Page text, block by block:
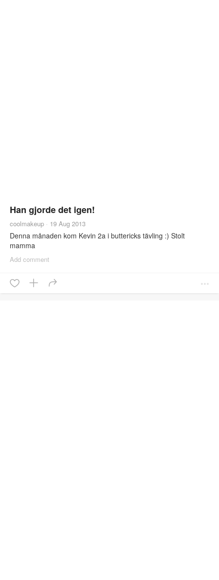
Han gjorde det igen!
coolmakeup · 19 Aug 2013
Denna månaden kom Kevin 2a i buttericks tävling :) Stolt
mamma
Add comment